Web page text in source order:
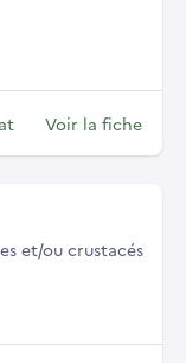
Voir la fiche
et/ou crustacés